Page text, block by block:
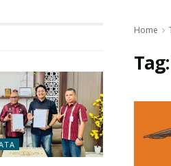
Home
Tag: